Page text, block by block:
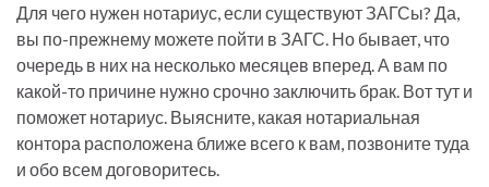
Для чего нужен нотариус, если существуют ЗАГСы? Да,
вы по-прежнему можете пойти в ЗАГС. Но бывает, что
очередь в них на несколько месяцев вперед. А вам по
какой-то причине нужно срочно заключить брак. Вот тут и
поможет нотариус. Выясните, какая нотариальная
контора расположена ближе всего к вам, позвоните туда
и обо всем договоритесь.